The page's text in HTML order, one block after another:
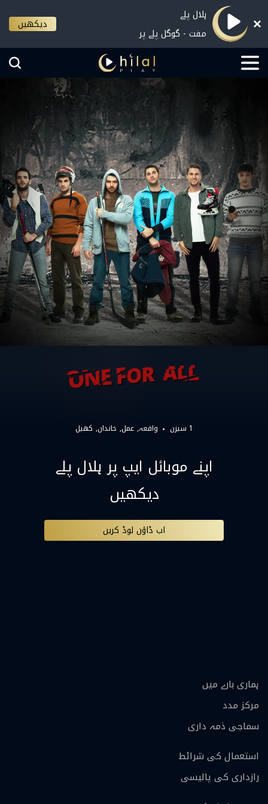
ہلال پلے
مفت - گوگل پلے پر
دیکھیں
1 سیزن واقعہ عمل خاندان کھیل
اپنے موبائل ایپ پر ہلال پلے
دیکھیں
اب ڈاؤن لوڈ کریں
ہماری بارے ميں
مرکز مدد
سماجی ذمہ داری
استعمال کی شرائط
رازداری کی پالیسی